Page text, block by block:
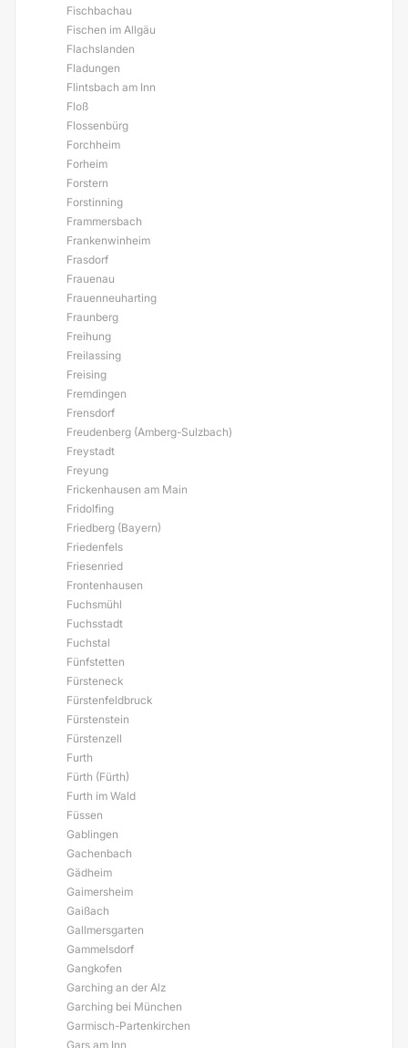
Fischbachau
Fischen im Allgäu
Flachslanden
Fladungen
Flintsbach am Inn
Floß
Flossenbürg
Forchheim
Forheim
Forstern
Forstinning
Frammersbach
Frankenwinheim
Frasdorf
Frauenau
Frauenneuharting
Fraunberg
Freihung
Freilassing
Freising
Fremdingen
Frensdorf
Freudenberg (Amberg-Sulzbach)
Freystadt
Freyung
Frickenhausen am Main
Fridolfing
Friedberg (Bayern)
Friedenfels
Friesenried
Frontenhausen
Fuchsmühl
Fuchsstadt
Fuchstal
Fünfstetten
Fürsteneck
Fürstenfeldbruck
Fürstenstein
Fürstenzell
Furth
Fürth (Fürth)
Furth im Wald
Füssen
Gablingen
Gachenbach
Gädheim
Gaimersheim
Gaißach
Gallmersgarten
Gammelsdorf
Gangkofen
Garching an der Alz
Garching bei München
Garmisch-Partenkirchen
Gars am Inn